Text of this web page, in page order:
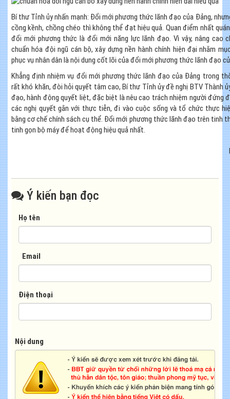
Bí thư Tỉnh ủy nhấn mạnh: Đổi mới phương thức lãnh đạo của Đảng,
cồng kềnh, chồng chéo thì không thể đạt hiệu quả. Quan điểm nhất
đổi mới phương thức là đổi mới năng lực lãnh đạo. Vì vậy, nâng cao
chuẩn hóa đội ngũ cán bộ, xây dựng nền hành chính hiện đại nhằm
phục vụ nhân dân là nội dung cốt lõi của đổi mới phương thức lãnh đạo
Khẳng định nhiệm vụ đổi mới phương thức lãnh đạo của Đảng trong
rất khó khăn, đòi hỏi quyết tâm cao, Bí thư Tỉnh ủy đề nghị BTV Thành
đạo, hành động quyết liệt, đặc biệt là nêu cao trách nhiệm người đứng
các nghị quyết gắn với thực tiễn, đi vào cuộc sống và tổ chức thực
bằng cơ chế chính sách cụ thể. Đổi mới phương thức lãnh đạo trên tinh
tinh gọn bộ máy để hoạt động hiệu quả nhất.
Ý kiến bạn đọc
Họ tên
Email
Điện thoại
Nội dung